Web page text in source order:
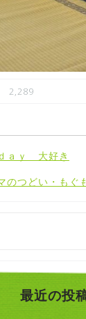
2,289
ａｙ 大好き
のつどい・もぐ
最近の投